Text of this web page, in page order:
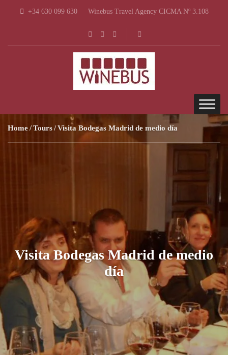
+34 630 099 630 Winebus Travel Agency CICMA Nº 3.108
Home Tours Visita Bodegas Madrid de medio día
Visita Bodegas Madrid de medio
día